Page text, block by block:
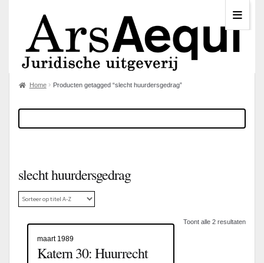
Home Producten getagged “slecht huurdersgedrag”
slecht huurdersgedrag
Toont alle 2 resultaten
maart 1989
Katern 30: Huurrecht